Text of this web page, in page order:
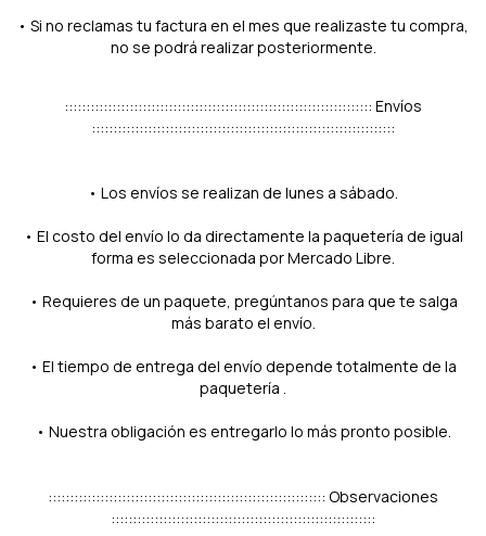
• Si no reclamas tu factura en el mes que realizaste tu compra,
no se podrá realizar posteriormente.
::::::::::::::::::::::::::::::::::::::::::::::::::::::::::::::::::::::: Envíos
::::::::::::::::::::::::::::::::::::::::::::::::::::::::::::::::::::::
• Los envíos se realizan de lunes a sábado.
• El costo del envío lo da directamente la paquetería de igual
forma es seleccionada por Mercado Libre.
• Requieres de un paquete, pregúntanos para que te salga
más barato el envío.
• El tiempo de entrega del envío depende totalmente de la
paquetería .
• Nuestra obligación es entregarlo lo más pronto posible.
:::::::::::::::::::::::::::::::::::::::::::::::::::::::::::::::: Observaciones
:::::::::::::::::::::::::::::::::::::::::::::::::::::::::::::